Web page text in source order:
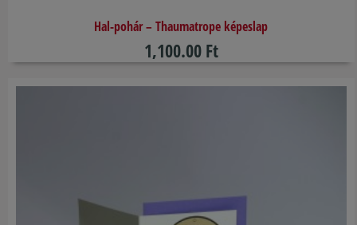
Hal-pohár – Thaumatrope képeslap
1,100.00 Ft